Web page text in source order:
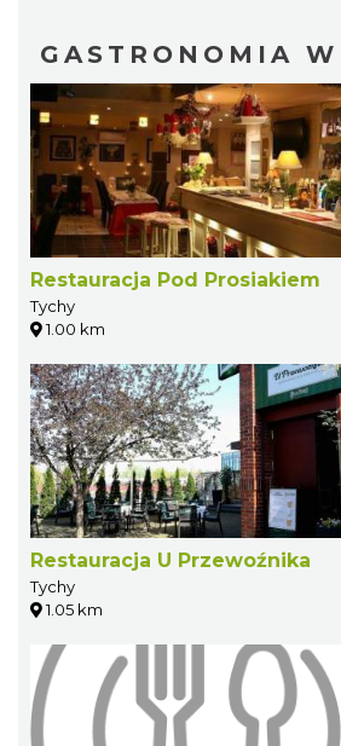
GASTRONOMIA
Restauracja Pod Prosiakiem
Tychy
1.00 km
Restauracja U Przewoźnika
Tychy
1.05 km